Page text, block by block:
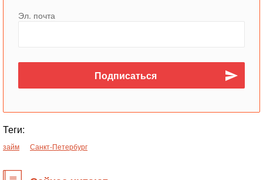
Эл. почта
Теги:
займ Санкт-Петербург